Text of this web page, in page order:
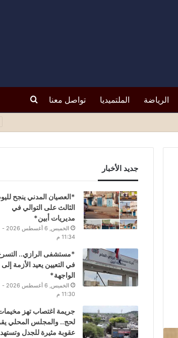
الرياضة الملتميديا تواصل معنا بحث
جديد الأخبار
*العصيان المدني ينجح
الثالث على التوالي في
مديريات أبين*
الخميس, 6 أغسطس 2026 -
11:34 م
*مستشفى الرازي..
في التعيين يعيد الأزمة إلى
الواجهة*
الخميس, 6 أغسطس 2026 -
11:30 م
جريمة اغتصاب تهز
لحج.. والمجلس المحلي
عقوبة مثيرة للجدل